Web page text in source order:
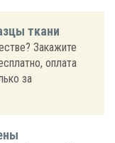
ткани
Закажите
оплата
за